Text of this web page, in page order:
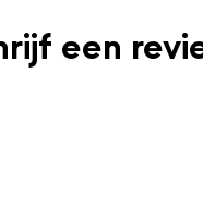
een